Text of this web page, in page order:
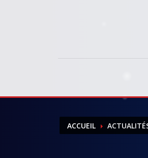
ACCUEIL